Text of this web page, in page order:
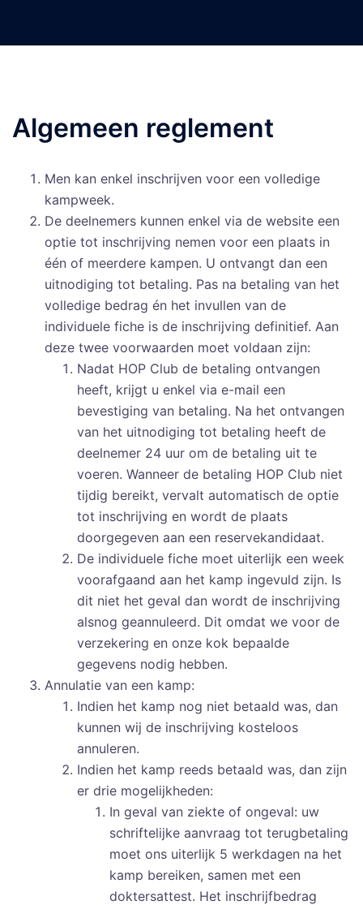
Algemeen reglement
Men kan enkel inschrijven voor een volledige
kampweek.
De deelnemers kunnen enkel via de website een
optie tot inschrijving nemen voor een plaats in
één of meerdere kampen. U ontvangt dan een
uitnodiging tot betaling. Pas na betaling van het
volledige bedrag én het invullen van de
individuele fiche is de inschrijving definitief. Aan
deze twee voorwaarden moet voldaan zijn:
Nadat HOP Club de betaling ontvangen
heeft, krijgt u enkel via e-mail een
bevestiging van betaling. Na het ontvangen
van het uitnodiging tot betaling heeft de
deelnemer 24 uur om de betaling uit te
voeren. Wanneer de betaling HOP Club niet
tijdig bereikt, vervalt automatisch de optie
tot inschrijving en wordt de plaats
doorgegeven aan een reservekandidaat.
De individuele fiche moet uiterlijk een week
voorafgaand aan het kamp ingevuld zijn. Is
dit niet het geval dan wordt de inschrijving
alsnog geannuleerd. Dit omdat we voor de
verzekering en onze kok bepaalde
gegevens nodig hebben.
Annulatie van een kamp:
Indien het kamp nog niet betaald was, dan
kunnen wij de inschrijving kosteloos
annuleren.
Indien het kamp reeds betaald was, dan zijn
er drie mogelijkheden:
In geval van ziekte of ongeval: uw
schriftelijke aanvraag tot terugbetaling
moet ons uiterlijk 5 werkdagen na het
kamp bereiken, samen met een
doktersattest. Het inschrijfbedrag